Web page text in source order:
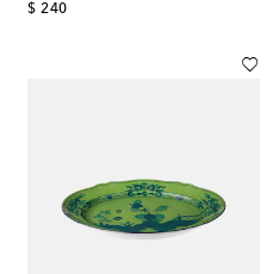
$ 240
original price